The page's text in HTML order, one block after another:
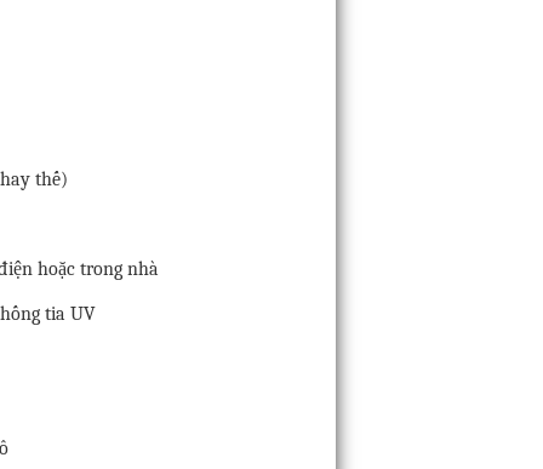
thế)
hoặc trong nhà
tia UV